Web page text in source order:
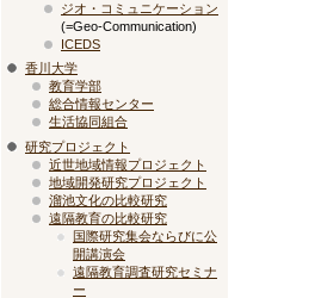
ジオ・コミュニケーション
(=Geo-Communication)
ICEDS
香川大学
教育学部
総合情報センター
生活協同組合
研究プロジェクト
近世地域情報プロジェクト
地域開発研究プロジェクト
溜池文化の比較研究
遠隔教育の比較研究
国際研究集会ならびに公
開講演会
遠隔教育調査研究セミナ
ー